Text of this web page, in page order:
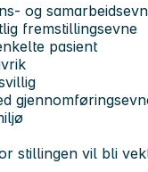
og
fremstillingsevne
pasient
stillingen vil bli